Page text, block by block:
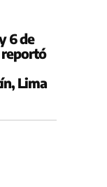
6 de
reportó
Lima